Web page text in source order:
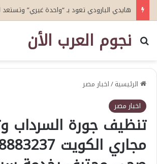
نجوم العرب الأن
بحث عن
الرئيسية/اخبار مصر
اخبار مصر
تنظيف جورة السرداب